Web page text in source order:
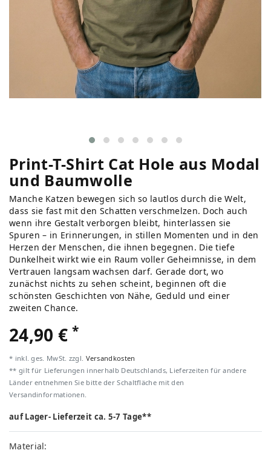
Print-T-Shirt Cat Hole aus Modal
und Baumwolle
Manche Katzen bewegen sich so lautlos durch die Welt,
dass sie fast mit den Schatten verschmelzen. Doch auch
wenn ihre Gestalt verborgen bleibt, hinterlassen sie
Spuren – in Erinnerungen, in stillen Momenten und in den
Herzen der Menschen, die ihnen begegnen. Die tiefe
Dunkelheit wirkt wie ein Raum voller Geheimnisse, in dem
Vertrauen langsam wachsen darf. Gerade dort, wo
zunächst nichts zu sehen scheint, beginnen oft die
schönsten Geschichten von Nähe, Geduld und einer
zweiten Chance.
24,90 €*
* inkl. ges. MwSt. zzgl. Versandkosten
** gilt für Lieferungen innerhalb Deutschlands, Lieferzeiten für andere
Länder entnehmen Sie bitte der Schaltfläche mit den
Versandinformationen.
auf Lager- Lieferzeit ca. 5-7 Tage**
Material: